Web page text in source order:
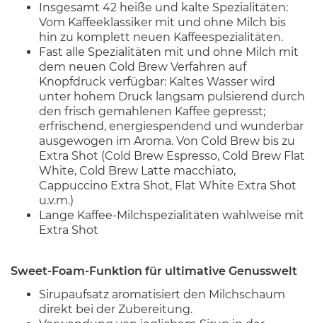
Insgesamt 42 heiße und kalte Spezialitäten:
Vom Kaffeeklassiker mit und ohne Milch bis
hin zu komplett neuen Kaffeespezialitäten.
Fast alle Spezialitäten mit und ohne Milch mit
dem neuen Cold Brew Verfahren auf
Knopfdruck verfügbar: Kaltes Wasser wird
unter hohem Druck langsam pulsierend durch
den frisch gemahlenen Kaffee gepresst;
erfrischend, energiespendend und wunderbar
ausgewogen im Aroma. Von Cold Brew bis zu
Extra Shot (Cold Brew Espresso, Cold Brew Flat
White, Cold Brew Latte macchiato,
Cappuccino Extra Shot, Flat White Extra Shot
u.v.m.)
Lange Kaffee-Milchspezialitäten wahlweise mit
Extra Shot
Sweet-Foam-Funktion für ultimative Genusswelt
Sirupaufsatz aromatisiert den Milchschaum
direkt bei der Zubereitung.